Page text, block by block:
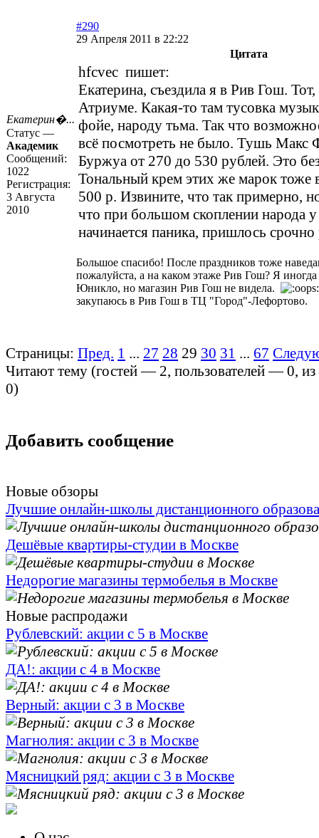
Екатерин�...
Статус —
Академик
Сообщений:
1022
Регистрация:
3 Августа
2010
#290
29 Апреля 2011 в 22:22
Цитата
hfcvec пишет:
Екатерина, съездила я в Рив Гош.
Атриуме. Какая-то там тусовка
фойе, народу тьма. Так что
всё посмотреть не было. Тушь Макс
Буржуа от 270 до 530 рублей. Это
Тональный крем этих же марок тоже
500 р. Извините, что так примерно,
что при большом скоплении народа
начинается паника, пришлось
Большое спасибо! После праздников тоже
пожалуйста, а на каком этаже Рив Гош? Я
Юникло, но магазин Рив Гош не видела.
закупаюсь в Рив Гош в ТЦ "Город"-Лефортово.
Страницы: Пред. 1 ... 27 28 29 30 31 ... 67
Читают тему (гостей — 2, пользователей —0,
0)
Добавить сообщение
Новые обзоры
Лучшие онлайн-школы дистанционного
Дешёвые квартиры-студии в Москве
Недорогие магазины термобелья в Москве
Новые распродажи
Рублевский: акции с 5 в Москве
ДА!: акции с 4 в Москве
Верный: акции с 3 в Москве
Магнолия: акции с 3 в Москве
Мясницкий ряд: акции с 3 в Москве